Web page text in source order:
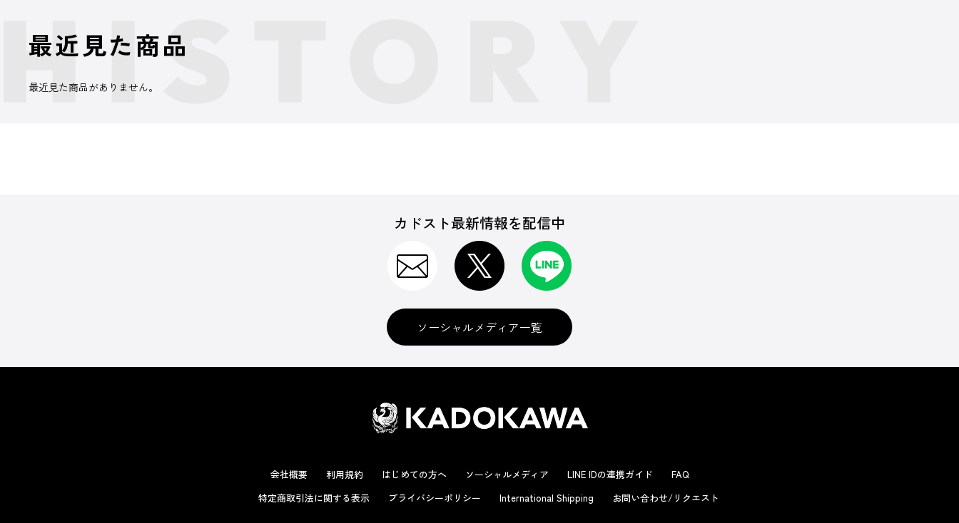
最近見た商品
最近見た商品がありません。
カドスト最新情報を配信中
ソーシャルメディア一覧
会社概要 利用規約 はじめての方へ ソーシャルメディア LINE IDの連携ガイド
FAQ
特定商取引法に関する表示
プライバシーポリシー International Shipping お問い合わせ/リクエスト